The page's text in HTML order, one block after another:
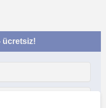
ücretsiz!